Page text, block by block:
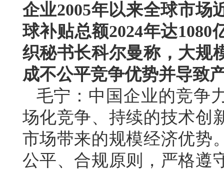
企业2005年以来全球市场
球补贴总额2024年达
织秘书长科尔曼称，大规
成不公平竞争优势并导致
毛宁：中国企业的竞争
场化竞争、持续的技术创
市场带来的规模经济优势
公平、合规原则，严格遵